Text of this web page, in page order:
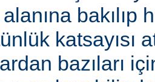
alanına
katsayısı
bazıları